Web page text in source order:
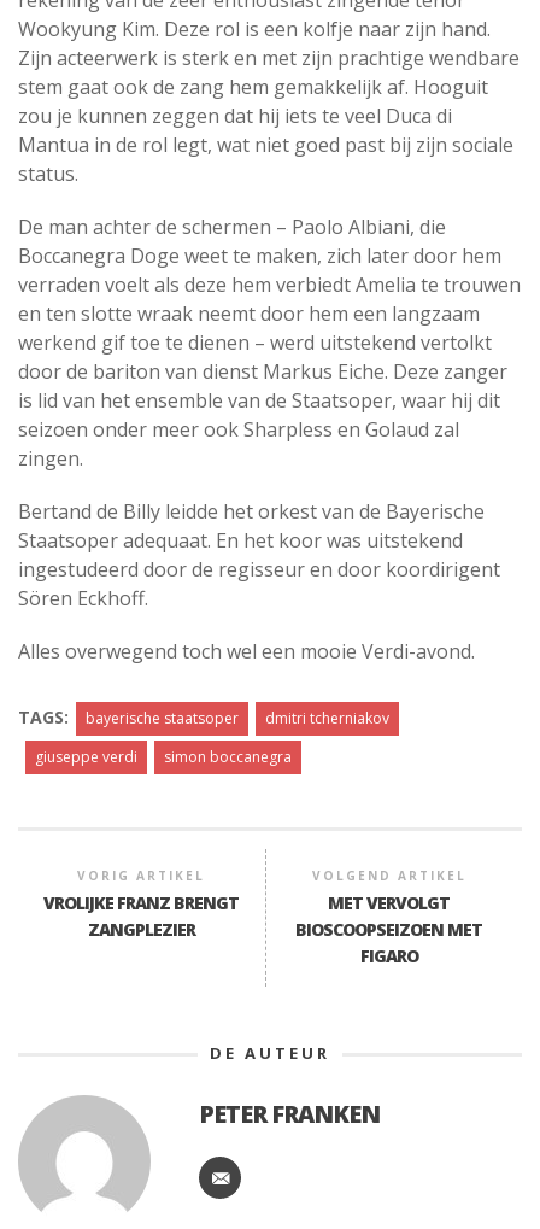
Wookyung Kim. Deze rol is een kolfje naar zijn hand.
Zijn acteerwerk is sterk en met zijn prachtige wendbare
stem gaat ook de zang hem gemakkelijk af. Hooguit
zou je kunnen zeggen dat hij iets te veel Duca di
Mantua in de rol legt, wat niet goed past bij zijn sociale
status.
De man achter de schermen – Paolo Albiani, die
Boccanegra Doge weet te maken, zich later door hem
verraden voelt als deze hem verbiedt Amelia te trouwen
en ten slotte wraak neemt door hem een langzaam
werkend gif toe te dienen – werd uitstekend vertolkt
door de bariton van dienst Markus Eiche. Deze zanger
is lid van het ensemble van de Staatsoper, waar hij dit
seizoen onder meer ook Sharpless en Golaud zal
zingen.
Bertand de Billy leidde het orkest van de Bayerische
Staatsoper adequaat. En het koor was uitstekend
ingestudeerd door de regisseur en door koordirigent
Sören Eckhoff.
Alles overwegend toch wel een mooie Verdi-avond.
TAGS: bayerische staatsoper
dmitri tcherniakov
giuseppe verdi
simon boccanegra
VORIG ARTIKEL
VROLIJKE FRANZ BRENGT
ZANGPLEZIER
VOLGEND ARTIKEL
MET VERVOLGT
BIOSCOOPSEIZOEN MET
FIGARO
DE AUTEUR
PETER FRANKEN